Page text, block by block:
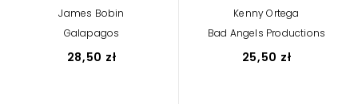
James Bobin
Galapagos
28,50 zł
Kenny Ortega
Bad Angels Productions
25,50 zł